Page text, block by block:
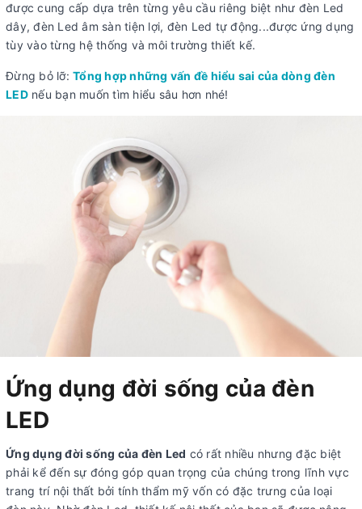
được cung cấp dựa trên từng yêu cầu riêng biệt như đèn Led
dây, đèn Led âm sàn tiện lợi, đèn Led tự động...được ứng dụng
tùy vào từng hệ thống và môi trường thiết kế.
Đừng bỏ lỡ: Tổng hợp những vấn đề hiểu sai của dòng đèn
LEDnếu bạn muốn tìm hiểu sâu hơn nhé!
Ứng dụng đời sống của đèn
LED
Ứng dụng đời sống của đèn Led có rất nhiều nhưng đặc biệt
phải kể đến sự đóng góp quan trọng của chúng trong lĩnh vực
trang trí nội thất bởi tính thẩm mỹ vốn có đặc trưng của loại